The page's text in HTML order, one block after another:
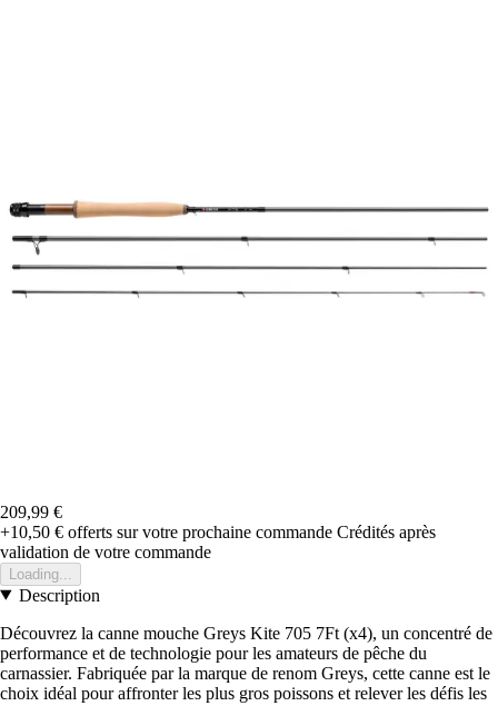
209,99 €
+10,50 € offerts sur votre prochaine commande Crédités après
validation de votre commande
Loading...
Description
Découvrez la canne mouche Greys Kite 705 7Ft (x4), un concentré de
performance et de technologie pour les amateurs de pêche du
carnassier. Fabriquée par la marque de renom Greys, cette canne est le
choix idéal pour affronter les plus gros poissons et relever les défis les